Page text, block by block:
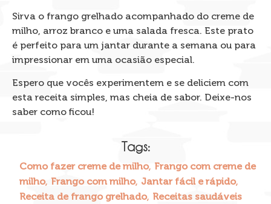
Sirva o frango grelhado acompanhado do creme de
milho, arroz branco e uma salada fresca. Este prato
é perfeito para um jantar durante a semana ou para
impressionar em uma ocasião especial.
Espero que vocês experimentem e se deliciem com
esta receita simples, mas cheia de sabor. Deixe-nos
saber como ficou!
Tags:
Como fazer creme de milho, Frango com creme de
milho, Frango com milho, Jantar fácil e rápido,
Receita de frango grelhado, Receitas saudáveis